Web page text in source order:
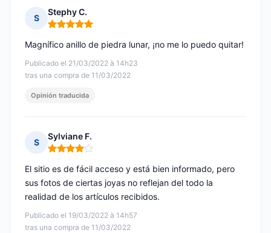
S
Stephy C.
Nota: 5 de 5
Publicado el 21/03/2022 à 14h23
tras una compra de 11/03/2022
Magnífico anillo de piedra lunar, ¡no me lo puedo quitar!
Opinión traducida
S
Sylviane F.
Nota: 4 de 5
Publicado el 19/03/2022 à 14h57
tras una compra de 11/03/2022
El sitio es de fácil acceso y está bien informado, pero
sus fotos de ciertas joyas no reflejan del todo la
realidad de los artículos recibidos.